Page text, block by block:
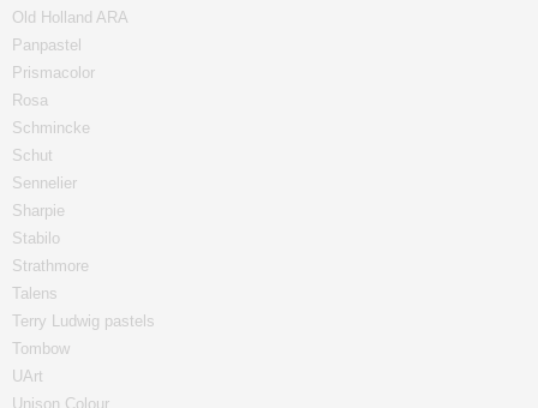
Old Holland ARA
Panpastel
Prismacolor
Rosa
Schmincke
Schut
Sennelier
Sharpie
Stabilo
Strathmore
Talens
Terry Ludwig pastels
Tombow
UArt
Unison Colour